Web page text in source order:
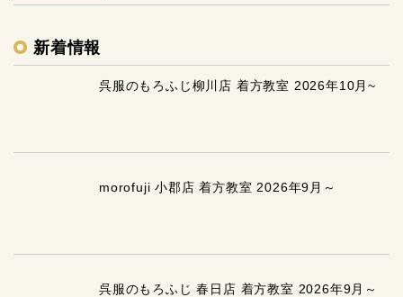
新着情報
呉服のもろふじ柳川店 着方教室 2026年10月~
morofuji 小郡店 着方教室 2026年9月～
呉服のもろふじ 春日店 着方教室 2026年9月～